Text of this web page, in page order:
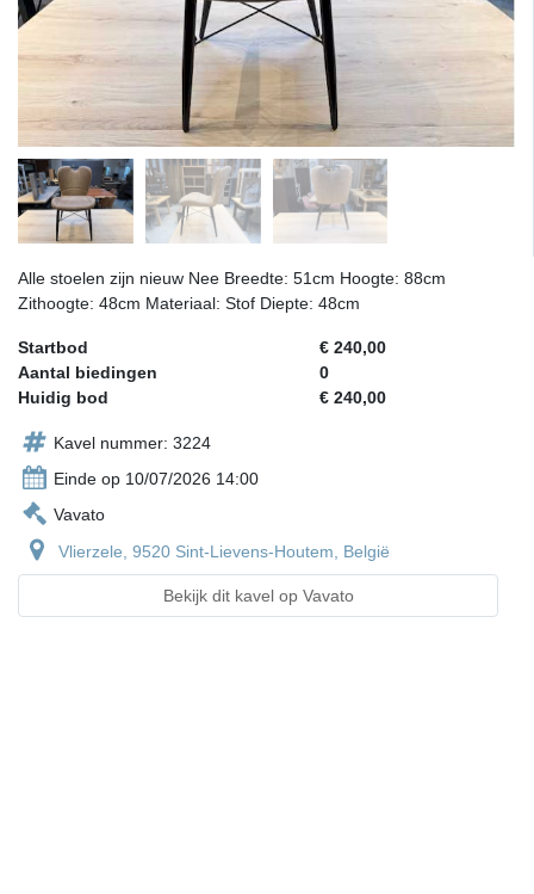
Alle stoelen zijn nieuw Nee Breedte: 51cm Hoogte: 88cm
Zithoogte: 48cm Materiaal: Stof Diepte: 48cm
Startbod
€ 240,00
Aantal biedingen
0
Huidig bod
€ 240,00
Kavel nummer: 3224
Einde op 10/07/2026 14:00
Vavato
Vlierzele, 9520 Sint-Lievens-Houtem, België
Bekijk dit kavel op Vavato